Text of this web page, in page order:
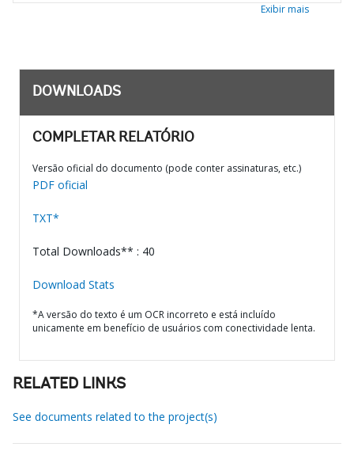
Exibir mais
DOWNLOADS
COMPLETAR RELATÓRIO
Versão oficial do documento (pode conter assinaturas, etc.)
PDF oficial
TXT*
Total Downloads** : 40
Download Stats
*A versão do texto é um OCR incorreto e está incluído
unicamente em benefício de usuários com conectividade lenta.
RELATED LINKS
See documents related to the project(s)